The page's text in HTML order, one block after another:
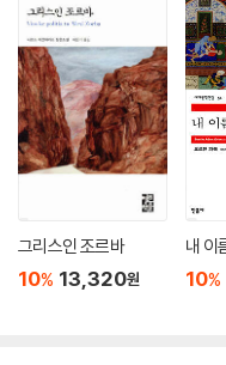
그리스인 조르바
10% 13,320원
내 이
10%